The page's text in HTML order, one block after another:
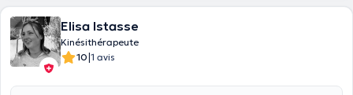
Elisa Istasse
Kinésithérapeute
10|1 avis